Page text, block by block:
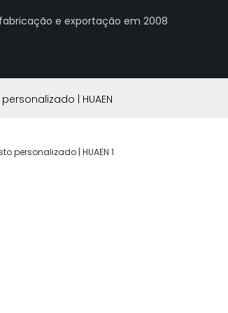
e exportação em 2008
| HUAEN